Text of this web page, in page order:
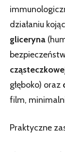
działaniu
gliceryna
głęboko) oraz
film,
Praktyczne